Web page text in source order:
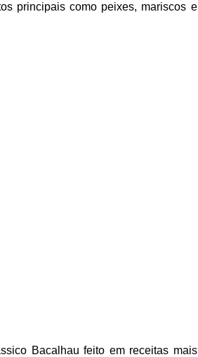
principais como peixes, mariscos e
Bacalhau feito em receitas mais